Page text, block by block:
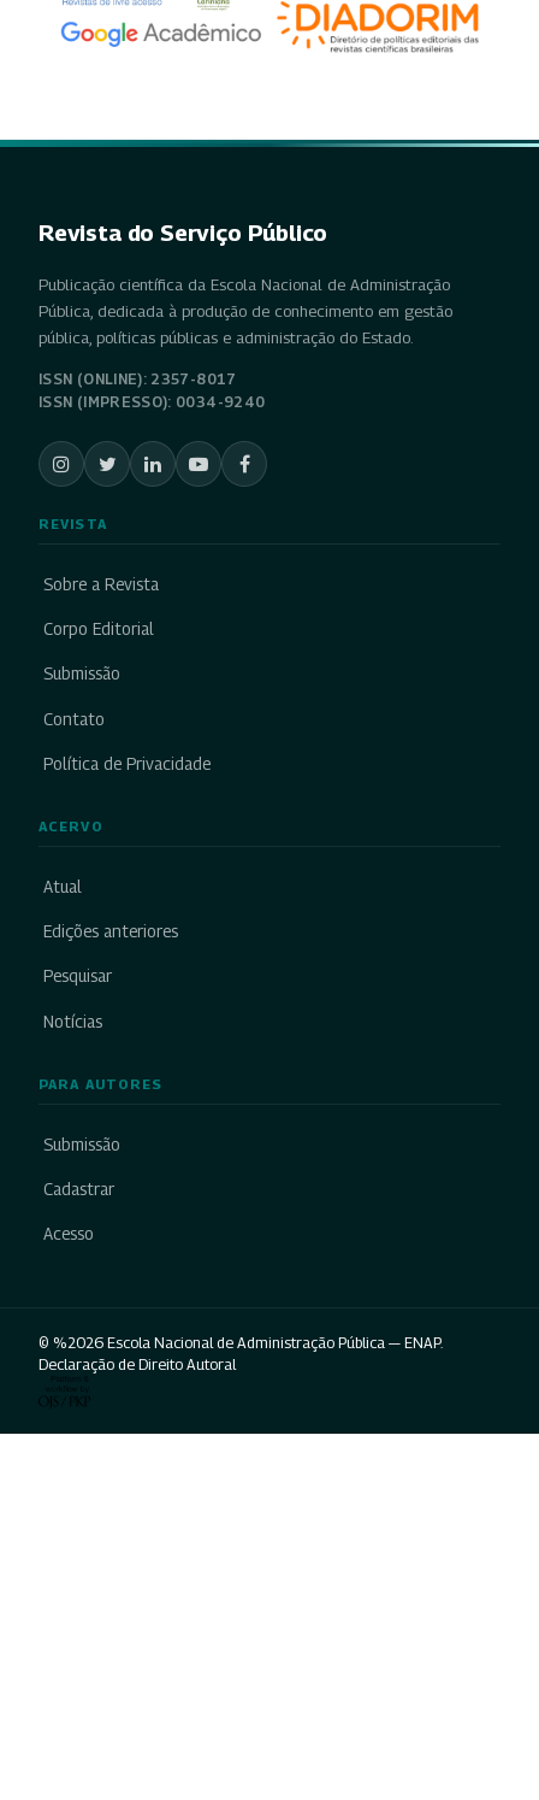
Revista do Serviço Público
Publicação científica da Escola Nacional de Administração
Pública, dedicada à produção de conhecimento em gestão
pública, políticas públicas e administração do Estado.
ISSN (ONLINE): 2357-8017
ISSN (IMPRESSO): 0034-9240
REVISTA
Sobre a Revista
Corpo Editorial
Submissão
Contato
Política de Privacidade
ACERVO
Atual
Edições anteriores
Pesquisar
Notícias
PARA AUTORES
Submissão
Cadastrar
Acesso
© %2026 Escola Nacional de Administração Pública — ENAP.
Declaração de Direito Autoral